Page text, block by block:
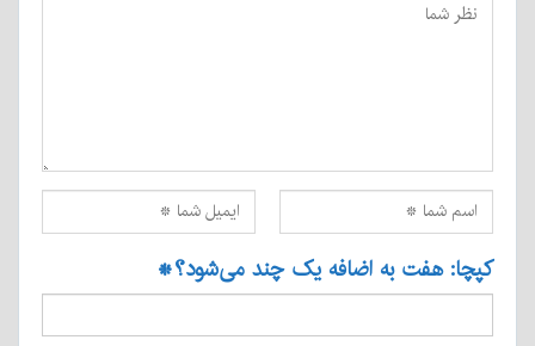
کپچا: هفت به اضافه یک چند می‌شود؟*